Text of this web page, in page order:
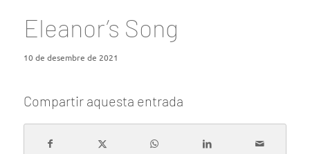
Eleanor’s Song
10 de desembre de 2021
Compartir aquesta entrada